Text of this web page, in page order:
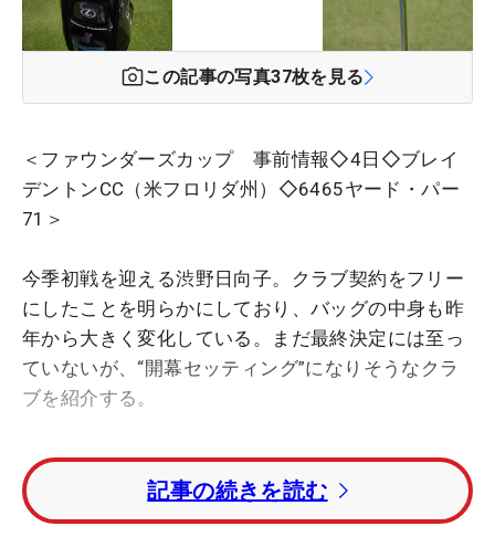
この記事の写真37枚を見る
＜ファウンダーズカップ 事前情報◇4日◇ブレイ
デントンCC（米フロリダ州）◇6465ヤード・パー
71＞
今季初戦を迎える渋野日向子。クラブ契約をフリー
にしたことを明らかにしており、バッグの中身も昨
年から大きく変化している。まだ最終決定には至っ
ていないが、“開幕セッティング”になりそうなクラ
ブを紹介する。
ドライバーはタイトリストの『GT2』。シャフト
は“不動”の藤倉コンポジットで24ベンタスブルー
替わった。タイトリストの最新ドライバーは4機種
記事の続きを読む